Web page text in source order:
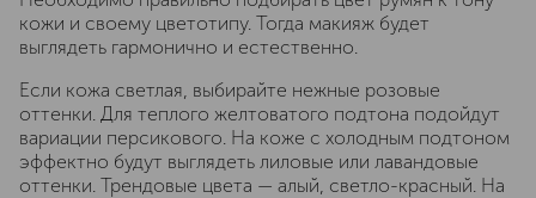
кожи и своему цветотипу. Тогда макияж будет
выглядеть гармонично и естественно.
Если кожа светлая, выбирайте нежные розовые
оттенки. Для теплого желтоватого подтона подойдут
вариации персикового. На коже с холодным подтоном
эффектно будут выглядеть лиловые или лавандовые
оттенки. Трендовые цвета — алый, светло-красный. На